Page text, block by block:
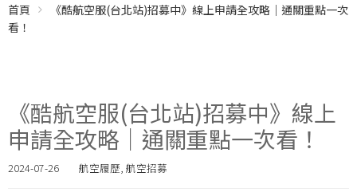
首頁
《酷航空服(台北站)招募中》線上申請全攻略｜通關重點一次
看！
《酷航空服(台北站)招募中》線上
申請全攻略｜通關重點一次看！
2024-07-26 航空履歷, 航空招募